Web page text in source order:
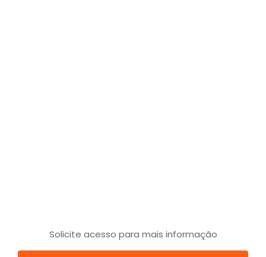
Solicite acesso para mais informação